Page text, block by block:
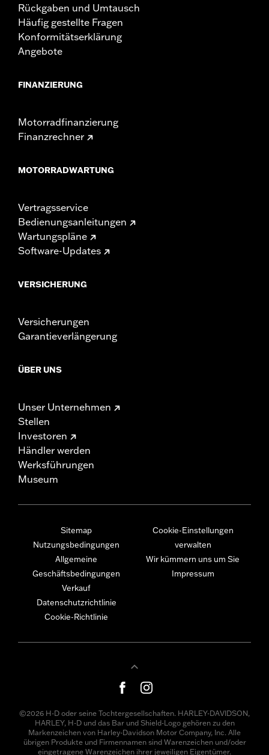
Rückgaben und Umtausch
Häufig gestellte Fragen
Konformitätserklärung
Angebote
FINANZIERUNG
Motorradfinanzierung
Finanzrechner
MOTORRADWARTUNG
Vertragsservice
Bedienungsanleitungen
Wartungspläne
Software-Updates
VERSICHERUNG
Versicherungen
Garantieverlängerung
ÜBER UNS
Unser Unternehmen
Stellen
Investoren
Händler werden
Werksführungen
Museum
Sitemap
Nutzungsbedingungen
Allgemeine
Geschäftsbedingungen
Verkauf
Datenschutzrichtlinie
Cookie-Richtlinie
Cookie-Einstellungen
verwalten
Wir kümmern uns um Sie
Impressum
©2026 H-D oder seine Tochtergesellschaften. HARLEY-DAVIDSON,
HARLEY, H-D und das Bar und Shield-Logo gehören zu den
Markenzeichen von Harley-Davidson Motor Company, Inc. Alle
übrigen Produkte und Firmennamen sind Warenzeichen und/oder
eingetragene Warenzeichen ihrer jeweiligen Eigentümer.